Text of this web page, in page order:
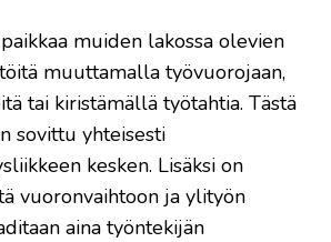
muiden lakossa olevien
muuttamalla työvuorojaan,
tai kiristämällä työtahtia. Tästä
sovittu yhteisesti
kesken. Lisäksi on
vuoronvaihtoon ja ylityön
aina työntekijän